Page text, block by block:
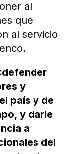
al
que
al servicio
y
país y de
y darle
a
del